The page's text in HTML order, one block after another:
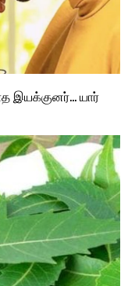
இயக்குனர்… யார்